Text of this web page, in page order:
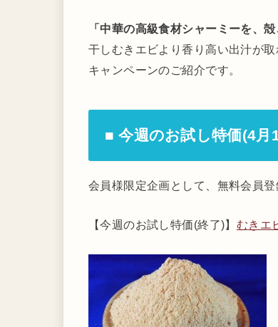
「中華の高級食材シャーミーを、殻
干しむきエビより香り高い出汁が
キャンペーンのご紹介です。
■ 今週のお試し特価(4月
会員様限定企画として、無料会員
【今週のお試し特価(終了)】 むきエ